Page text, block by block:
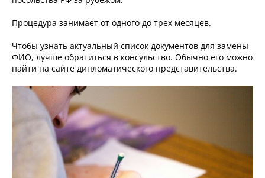
Процедура занимает от одного до трех месяцев.
Чтобы узнать актуальный список документов для замены
ФИО, лучше обратиться в консульство. Обычно его можно
найти на сайте дипломатического представительства.